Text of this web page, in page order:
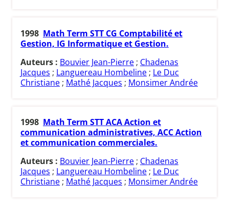
1998 Math Term STT CG Comptabilité et
Gestion, IG Informatique et Gestion.
Auteurs : Bouvier Jean-Pierre ; Chadenas
Jacques ; Languereau Hombeline ; Le Duc
Christiane ; Mathé Jacques ; Monsimer Andrée
1998 Math Term STT ACA Action et
communication administratives, ACC Action
et communication commerciales.
Auteurs : Bouvier Jean-Pierre; Chadenas
Jacques ; Languereau Hombeline; Le Duc
Christiane; Mathé Jacques ; Monsimer Andrée